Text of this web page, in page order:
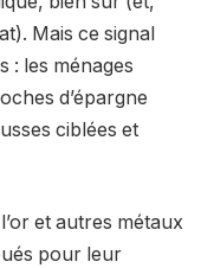
Mais ce signal
: les ménages
d’épargne
ciblées et
et autres métaux
pour leur